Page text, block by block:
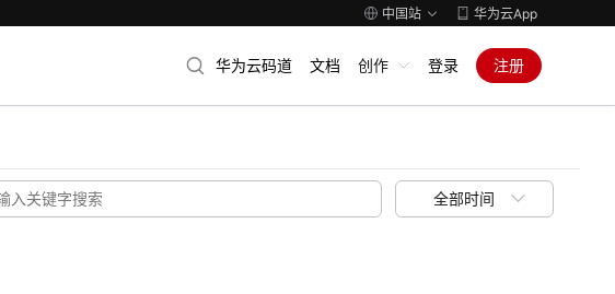
中国站 华为云App
华为云码道 文档 创作 登录 注册
全部时间